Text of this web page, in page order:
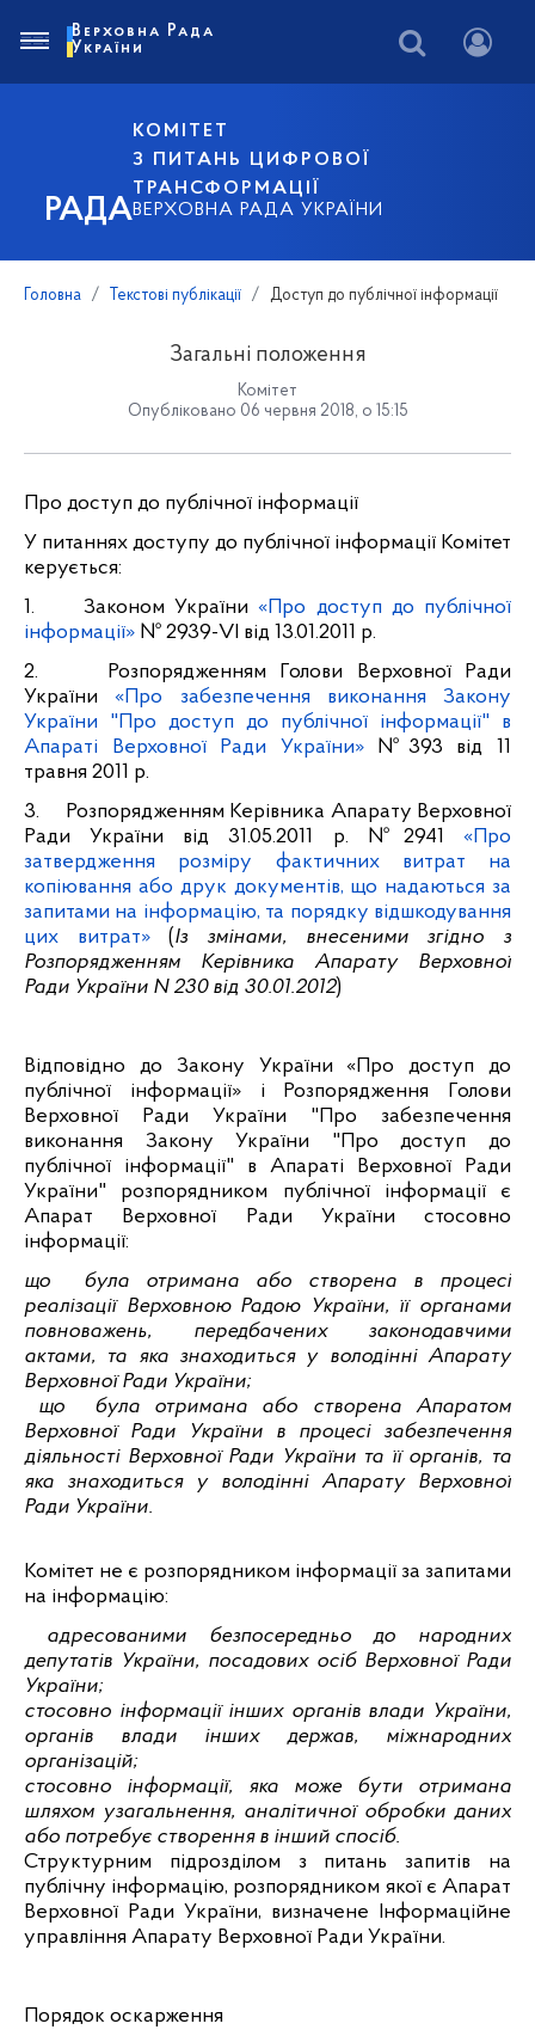
РАДА
КОМІТЕТ
З ПИТАНЬ ЦИФРОВОЇ
ТРАНСФОРМАЦІЇ
ВЕРХОВНА РАДА УКРАЇНИ
Верховна Рада
України
Головна Текстові публікації Доступ до публічної інформації
Загальні положення
Комітет
Опубліковано 06 червня 2018, о 15:15
Про доступ до публічної інформації
У питаннях доступу до публічної інформації Комітет
керується:
1.
Законом України«Про доступ до публічної
інформації» № 2939-VІ від 13.01.2011 р.
2.
Розпорядженням Голови Верховної Ради
України«Про забезпечення виконання Закону
України "Про доступ до публічної інформації" в
Апараті Верховної Ради України»№393 від 11
травня 2011 р.
3.
Розпорядженням Керівника Апарату Верховної
Ради України від 31.05.2011 р. №2941 «Про
затвердження розміру фактичних витрат на
копіювання або друк документів, що надаються за
запитами на інформацію, та порядку відшкодування
цих витрат»(Із змінами, внесеними згідно з
Розпорядженням Керівника Апарату Верховної
Ради України N 230 від 30.01.2012)
Відповідно до Закону України «Про доступ до
публічної інформації» і Розпорядження Голови
Верховної Ради України "Про забезпечення
виконання Закону України "Про доступ до
публічної інформації" в Апараті Верховної Ради
України" розпорядником публічної інформації є
Апарат Верховної Ради України стосовно
інформації:
що була отримана або створена в процесі
реалізації Верховною Радою України, її органами
повноважень, передбачених законодавчими
актами, та яка знаходиться у володінні Апарату
Верховної Ради України;
що була отримана або створена Апаратом
Верховної Ради України в процесі забезпечення
діяльності Верховної Ради України та її органів, та
яка знаходиться у володінні Апарату Верховної
Ради України.
Комітет не є розпорядником інформації за запитами
на інформацію:
адресованими безпосередньо до народних
депутатів України, посадових осіб Верховної Ради
України;
стосовно інформації інших органів влади України,
органів влади інших держав, міжнародних
організацій;
стосовно інформації, яка може бути отримана
шляхом узагальнення, аналітичної обробки даних
або потребує створення в інший спосіб.
Структурним підрозділом з питань запитів на
публічну інформацію, розпорядником якої є Апарат
Верховної Ради України, визначене Інформаційне
управління Апарату Верховної Ради України.
Порядок оскарження